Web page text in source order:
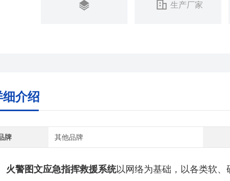
生产厂家
细介绍
牌 其他品牌
火警图文应急指挥救援系统以网络为基础，以各类软、